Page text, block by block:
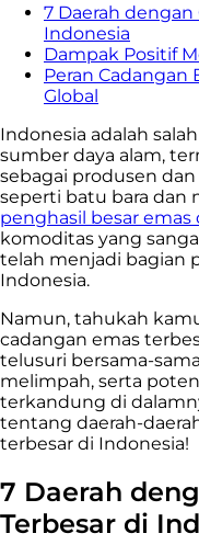
7 Daerah dengan
Indonesia
Dampak Positif
Peran Cadangan
Global
Indonesia adalah
sumber daya alam,
sebagai produsen
seperti batu bara dan
penghasil besar emas
komoditas yang
telah menjadi bagian
Indonesia.
Namun, tahukah
cadangan emas
telusuri bersama-sama
melimpah, serta
terkandung di
tentang daerah-
terbesar di Indonesia!
7 Daerah
Terbesar di